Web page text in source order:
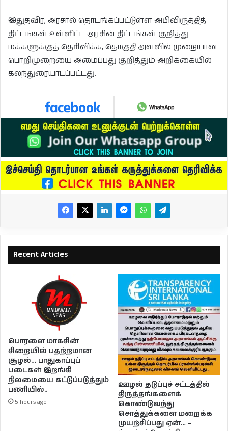
இதுதவிர, அரசால் தொடங்கப்பட்டுள்ள அபிவிருத்தித்
திட்டங்கள் உள்ளிட்ட அரசின் திட்டங்கள் குறித்து
மக்களுக்குத் தெரிவிக்க, தொகுதி அளவில் முறையான
பொறிமுறையை அமைப்பது குறித்தும் அறிக்கையில்
கலந்துரையாடப்பட்டது.
Recent Articles
பொரளை மாகசின்
சிறையில் பதற்றமான
சூழல்… பாதுகாப்புப்
படைகள் இறங்கி
நிலமையை கட்டுப்படுத்தும்
பணியில்..
5 hours ago
ஊழல் தடுப்புச் சட்டத்தில்
திருத்தங்களைக்
கொண்டுவந்து
சொத்துக்களை மறைக்க
முயற்சிப்பது ஏன்… –